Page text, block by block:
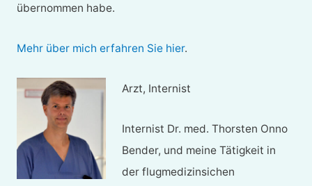
übernommen habe.
Mehr über mich erfahren Sie hier.
Arzt, Internist
Internist Dr. med. Thorsten Onno
Bender, und meine Tätigkeit in
der flugmedizinsichen